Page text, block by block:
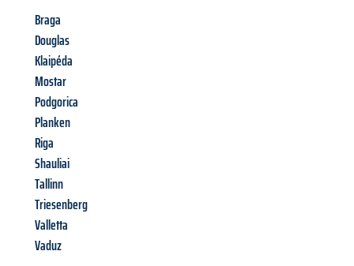
Braga
Douglas
Klaipéda
Mostar
Podgorica
Planken
Riga
Shauliai
Tallinn
Triesenberg
Valletta
Vaduz